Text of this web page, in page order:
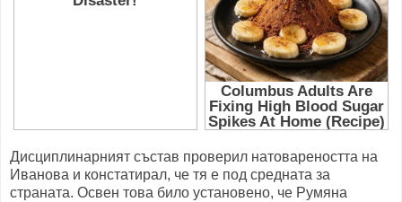
Дисциплинарният състав проверил натовареността на
Иванова и констатирал, че тя е под средната за
страната. Освен това било установено, че Румяна